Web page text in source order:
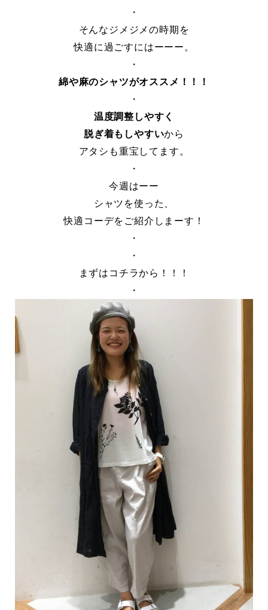
・
そんなジメジメの時期を
快適に過ごすにはーーー。
・
綿や麻のシャツがオススメ！！！
・
温度調整しやすく
脱ぎ着もしやすいから
アタシも重宝してます。
・
今週はーー
シャツを使った、
快適コーデをご紹介しまーす！
・
・
まずはコチラから！！！
・